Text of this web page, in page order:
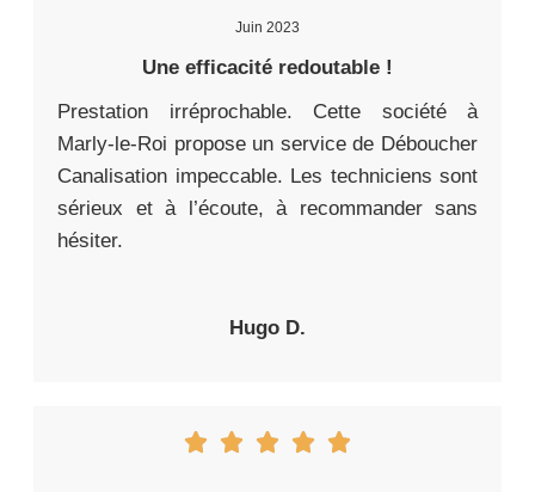
Juin 2023
Une efficacité redoutable !
Prestation irréprochable. Cette société à
Marly-le-Roi propose un service de Déboucher
Canalisation impeccable. Les techniciens sont
sérieux et à l’écoute, à recommander sans
hésiter.
Hugo D.